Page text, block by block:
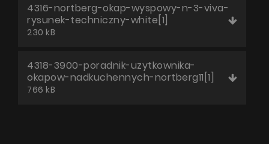
4316-nortberg-okap-wyspowy-n-3-viva-
rysunek-techniczny-white[1]
230 kB
4318-3900-poradnik-uzytkownika-
okapow-nadkuchennych-nortberg11[1]
766 kB